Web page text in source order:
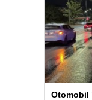
Otomobil